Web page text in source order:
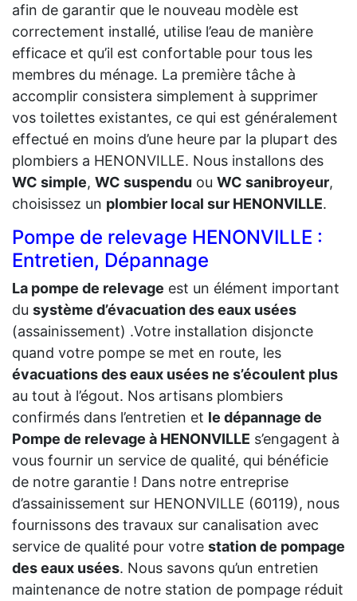
afin de garantir que le nouveau modèle est
correctement installé, utilise l’eau de manière
efficace et qu’il est confortable pour tous les
membres du ménage. La première tâche à
accomplir consistera simplement à supprimer
vos toilettes existantes, ce qui est généralement
effectué en moins d’une heure par la plupart des
plombiers a HENONVILLE. Nous installons des
WC simple, WC suspendu ou WC sanibroyeur,
choisissez un plombier local sur HENONVILLE.
Pompe de relevage HENONVILLE :
Entretien, Dépannage
La pompe de relevage est un élément important
du système d’évacuation des eaux usées
(assainissement) .Votre installation disjoncte
quand votre pompe se met en route, les
évacuations des eaux usées ne s’écoulent plus
au tout à l’égout. Nos artisans plombiers
confirmés dans l’entretien et le dépannage de
Pompe de relevage à HENONVILLE s’engagent à
vous fournir un service de qualité, qui bénéficie
de notre garantie ! Dans notre entreprise
d’assainissement sur HENONVILLE (60119), nous
fournissons des travaux sur canalisation avec
service de qualité pour votre station de pompage
des eaux usées. Nous savons qu’un entretien
maintenance de notre station de pompage réduit